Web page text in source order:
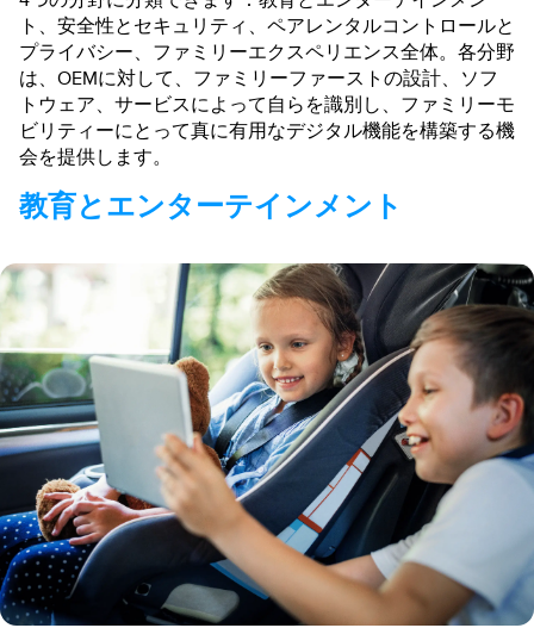
ト、安全性とセキュリティ、ペアレンタルコントロールと
プライバシー、ファミリーエクスペリエンス全体。各分野
は、OEMに対して、ファミリーファーストの設計、ソフ
トウェア、サービスによって自らを識別し、ファミリーモ
ビリティーにとって真に有用なデジタル機能を構築する機
会を提供します。
教育とエンターテインメント